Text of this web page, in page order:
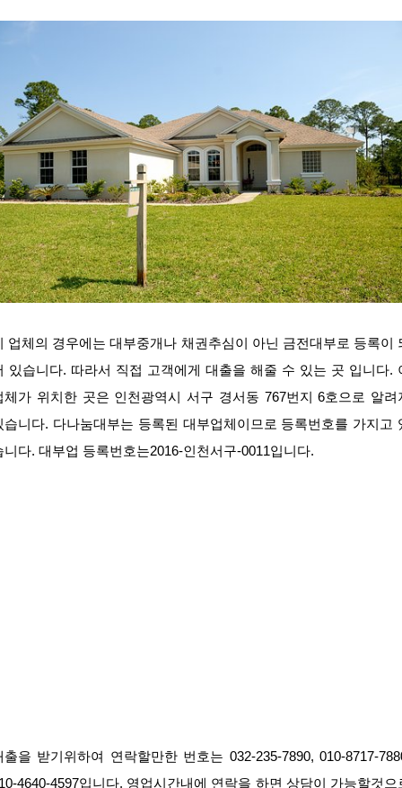
업체의 경우에는 대부중개나 채권추심이 아닌 금전대부로 등록이
있습니다. 따라서 직접 고객에게 대출을 해줄 수 있는 곳 입니다.
체가 위치한 곳은 인천광역시 서구 경서동 767번지 6호으로 알려
습니다. 다나눔대부는 등록된 대부업체이므로 등록번호를 가지고
니다. 대부업 등록번호는2016-인천서구-0011입니다.
출을 받기위하여 연락할만한 번호는 032-235-7890, 010-8717-
4640-4597입니다. 영업시간내에 연락을 하면 상담이 가능할것으